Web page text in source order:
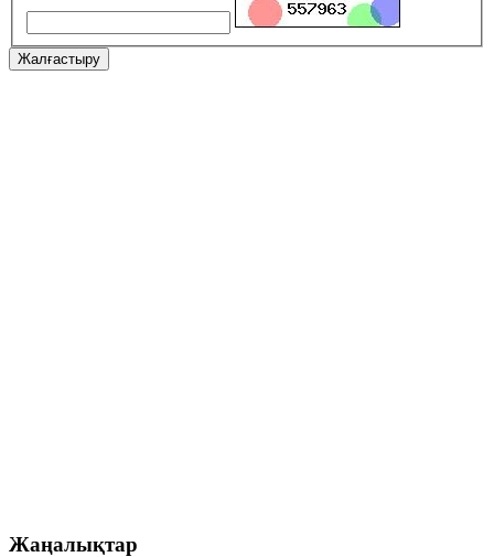
Жалғастыру
Жаңалықтар